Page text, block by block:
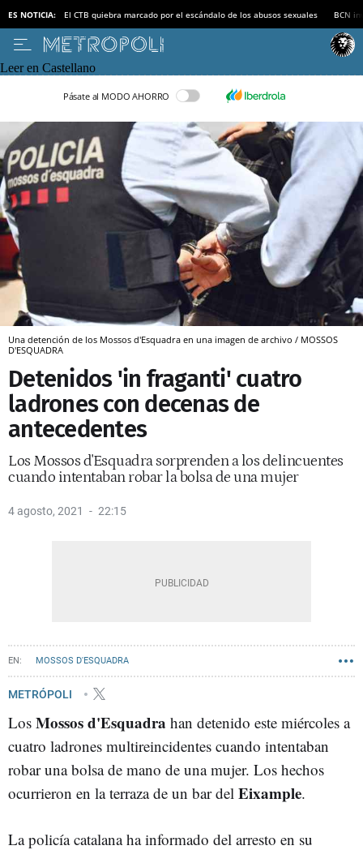
ES NOTICIA: El CTB quiebra marcado por el escándalo de los abusos sexuales BCN
Leer en Castellano
Pásate al MODO AHORRO
Una detención de los Mossos d'Esquadra en una imagen de archivo / MOSSOS
D'ESQUADRA
Detenidos 'in fraganti' cuatro
ladrones con decenas de
antecedentes
Los Mossos d'Esquadra sorprenden a los delincuentes
cuando intentaban robar la bolsa de una mujer
4 agosto, 2021 22:15
MOSSOS D'ESQUADRA
METRÓPOLI
Los Mossos d'Esquadra han detenido este miércoles a
cuatro ladrones multireincidentes cuando intentaban
robar una bolsa de mano de una mujer. Los hechos
ocurrieron en la terraza de un bar del Eixample.
La policía catalana ha informado del arresto en su